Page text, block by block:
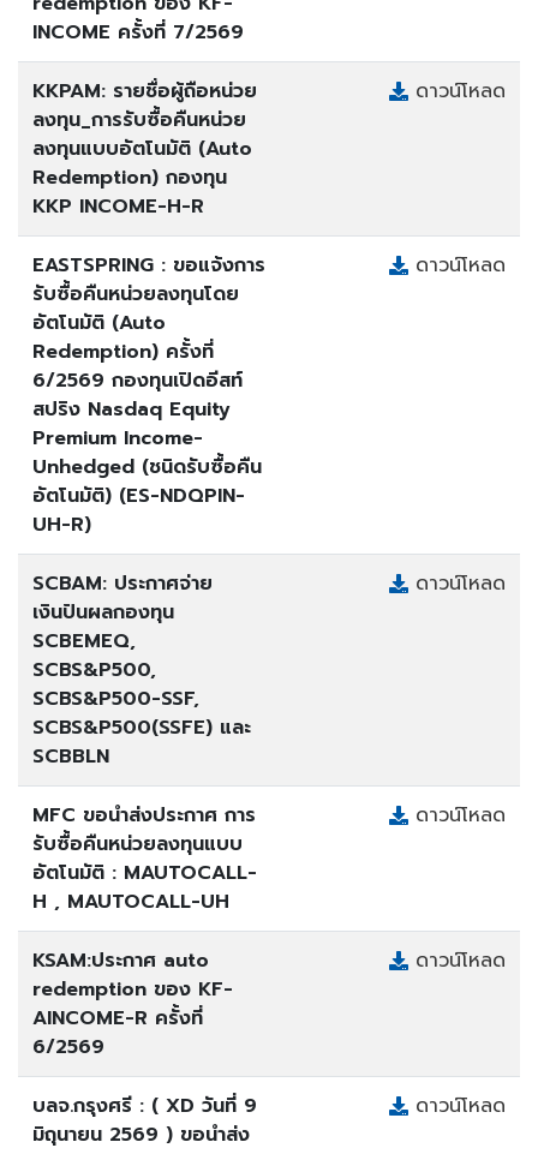
INCOME ครั้งที่ 7/2569
KKPAM: รายชื่อผู้ถือหน่วย
ลงทุน_การรับซื้อคืนหน่วย
ลงทุนแบบอัตโนมัติ (Auto
Redemption) กองทุน
KKP INCOME-H-R
ดาวน์โหลด
EASTSPRING : ขอแจ้งการ
รับซื้อคืนหน่วยลงทุนโดย
อัตโนมัติ (Auto
Redemption) ครั้งที่
6/2569 กองทุนเปิดอีสท์
สปริง Nasdaq Equity
Premium Income-
Unhedged (ชนิดรับซื้อคืน
อัตโนมัติ) (ES-NDQPIN-
UH-R)
ดาวน์โหลด
SCBAM: ประกาศจ่าย
เงินปันผลกองทุน
SCBEMEQ,
SCBS&P500,
SCBS&P500-SSF,
SCBS&P500(SSFE) และ
SCBBLN
ดาวน์โหลด
MFC ขอนำส่งประกาศ การ
รับซื้อคืนหน่วยลงทุนแบบ
อัตโนมัติ : MAUTOCALL-
H , MAUTOCALL-UH
ดาวน์โหลด
KSAM:ประกาศ auto
redemption ของ KF-
AINCOME-R ครั้งที่
6/2569
ดาวน์โหลด
บลจ.กรุงศรี : ( XD วันที่ 9
มิถุนายน 2569 ) ขอนำส่ง
ดาวน์โหลด